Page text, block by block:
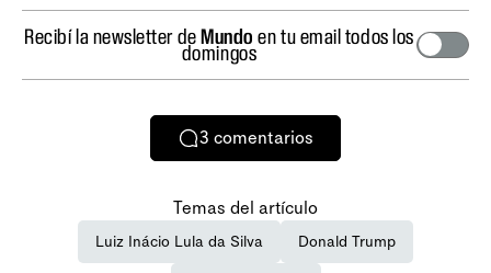
Recibí la newsletter deMundo en tu email todos los
domingos
3 comentarios
Temas del artículo
Luiz Inácio Lula da Silva Donald Trump